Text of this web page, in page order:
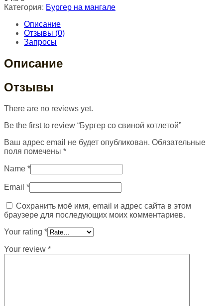
Категория: Бургер на мангале
Описание
Отзывы (0)
Запросы
Описание
Отзывы
There are no reviews yet.
Be the first to review “Бургер со свиной котлетой”
Ваш адрес email не будет опубликован. Обязательные
поля помечены *
Name *
Email *
Сохранить моё имя, email и адрес сайта в этом
браузере для последующих моих комментариев.
Your rating *
Your review *